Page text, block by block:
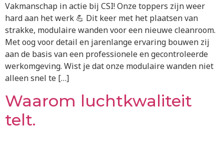
Vakmanschap in actie bij CSI! Onze toppers zijn weer
hard aan het werk 💪 Dit keer met het plaatsen van
strakke, modulaire wanden voor een nieuwe cleanroom.
Met oog voor detail en jarenlange ervaring bouwen zij
aan de basis van een professionele en gecontroleerde
werkomgeving. Wist je dat onze modulaire wanden niet
alleen snel te […]
Waarom luchtkwaliteit
telt.